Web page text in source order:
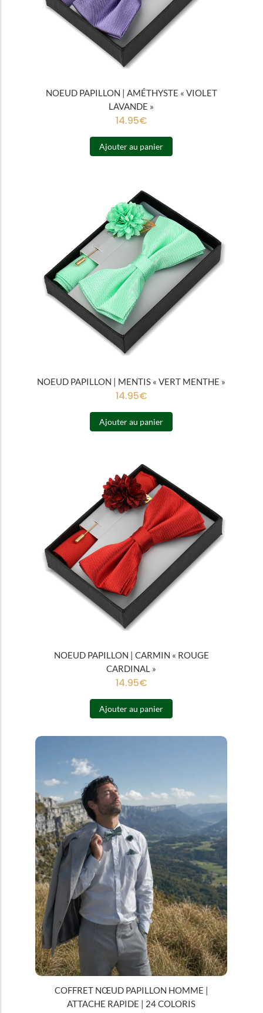
NOEUD PAPILLON | AMÉTHYSTE « VIOLET
LAVANDE »
14.95€
Ajouter au panier
NOEUD PAPILLON | MENTIS « VERT MENTHE »
14.95€
Ajouter au panier
NOEUD PAPILLON | CARMIN « ROUGE
CARDINAL »
14.95€
Ajouter au panier
COFFRET NŒUD PAPILLON HOMME |
ATTACHE RAPIDE | 24 COLORIS